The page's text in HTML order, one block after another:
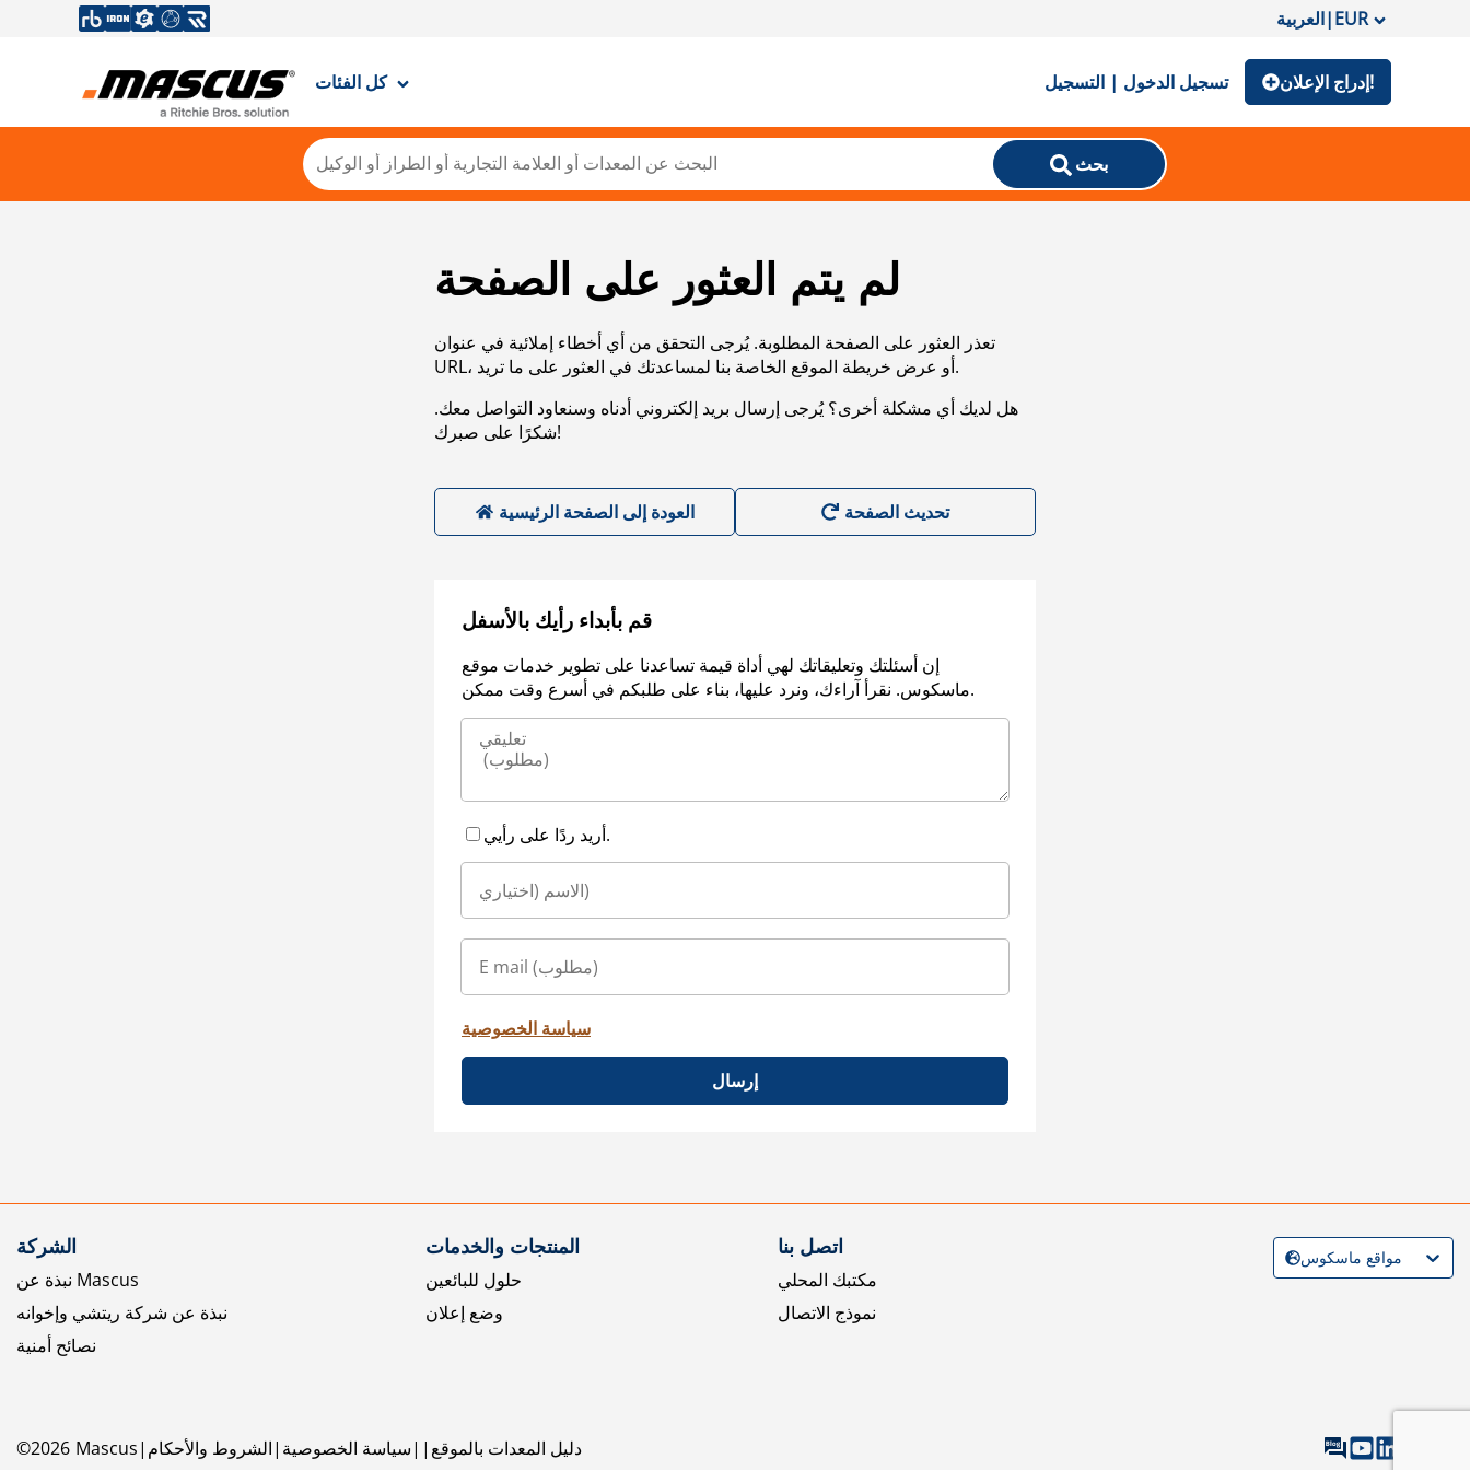
العربية|EUR
كل الفئات تسجيل الدخول | التسجيل إدراج الإعلان!
بحث
لم يتم العثور على الصفحة
تعذر العثور على الصفحة المطلوبة. يُرجى التحقق من أي أخطاء إملائية في عنوان
URL، أو عرض خريطة الموقع الخاصة بنا لمساعدتك في العثور على ما تريد.
هل لديك أي مشكلة أخرى؟ يُرجى إرسال بريد إلكتروني أدناه وسنعاود التواصل معك.
شكرًا على صبرك!
العودة إلى الصفحة الرئيسية
قم بأبداء رأيك بالأسفل
إن أسئلتك وتعليقاتك لهي أداة قيمة تساعدنا على تطوير خدمات موقع
ماسكوس. نقرأ آراءك، ونرد عليها، بناء على طلبكم في أسرع وقت ممكن.
أريد ردًا على رأيي.
سياسة الخصوصية
إرسال
الشركة
نبذة عن Mascus
نبذة عن شركة ريتشي وإخوانه
نصائح أمنية
المنتجات والخدمات
حلول للبائعين
وضع إعلان
اتصل بنا
مكتبك المحلي
نموذج الاتصال
©2026 Mascus الشروط والأحكام سياسة الخصوصية دليل المعدات بالموقع
مواقع ماسكوس